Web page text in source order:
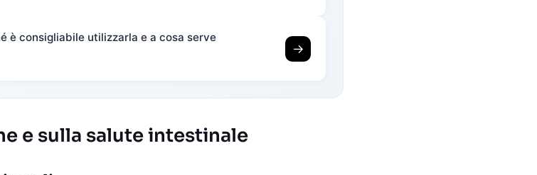
è consigliabile utilizzarla e a cosa serve
→
e sulla salute intestinale